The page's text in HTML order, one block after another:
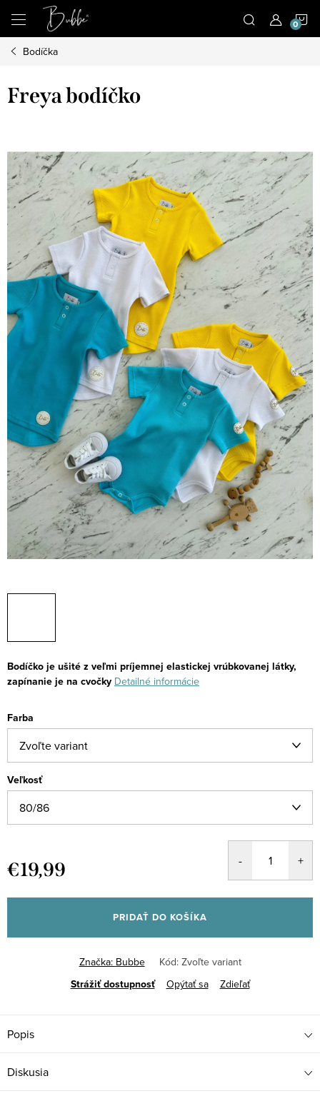
obsah
Bodíčka
Freya bodíčko
Bodíčko je ušité z veľmi príjemnej elastickej vrúbkovanej látky,
zapínanie je na cvočky Detailné informácie
Farba
Veľkosť
€19,99
cena:
PRIDAŤ DO KOŠÍKA
Značka: Bubbe Kód: Zvoľte variant
Opýtať sa
Strážiť Zdieľať
Popis
Diskusia